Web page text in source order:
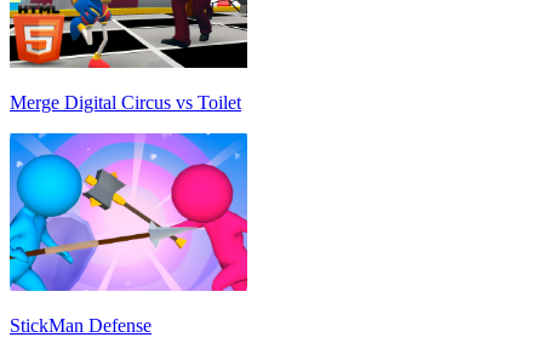
Merge Digital Circus vs Toilet
StickMan Defense